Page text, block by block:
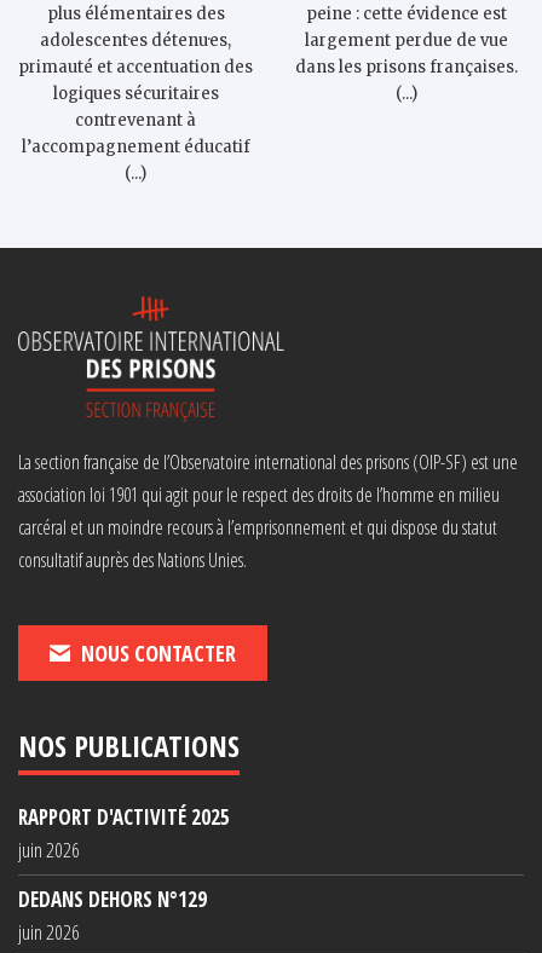
plus élémentaires des
adolescent·es détenu·es,
primauté et accentuation des
logiques sécuritaires
contrevenant à
l’accompagnement éducatif
(...)
peine : cette évidence est
largement perdue de vue
dans les prisons françaises.
(...)
La section française de l’Observatoire international des prisons (OIP-SF) est une
association loi 1901 qui agit pour le respect des droits de l’homme en milieu
carcéral et un moindre recours à l’emprisonnement et qui dispose du statut
consultatif auprès des Nations Unies.
NOUS CONTACTER
NOS PUBLICATIONS
RAPPORT D'ACTIVITÉ 2025
juin 2026
DEDANS DEHORS N°129
juin 2026